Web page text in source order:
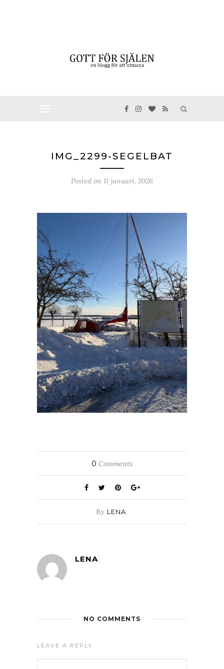
IMG_2299-SEGELBAT
Posted on 11 januari, 2026
0 Comments
By LENA
LENA
NO COMMENTS
LEAVE A REPLY